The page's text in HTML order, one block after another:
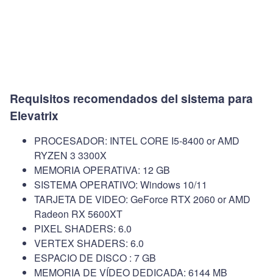
Requisitos recomendados del sistema para
Elevatrix
PROCESADOR: INTEL CORE I5-8400 or AMD
RYZEN 3 3300X
MEMORIA OPERATIVA: 12 GB
SISTEMA OPERATIVO: Windows 10/11
TARJETA DE VIDEO: GeForce RTX 2060 or AMD
Radeon RX 5600XT
PIXEL SHADERS: 6.0
VERTEX SHADERS: 6.0
ESPACIO DE DISCO : 7 GB
MEMORIA DE VÍDEO DEDICADA: 6144 MB